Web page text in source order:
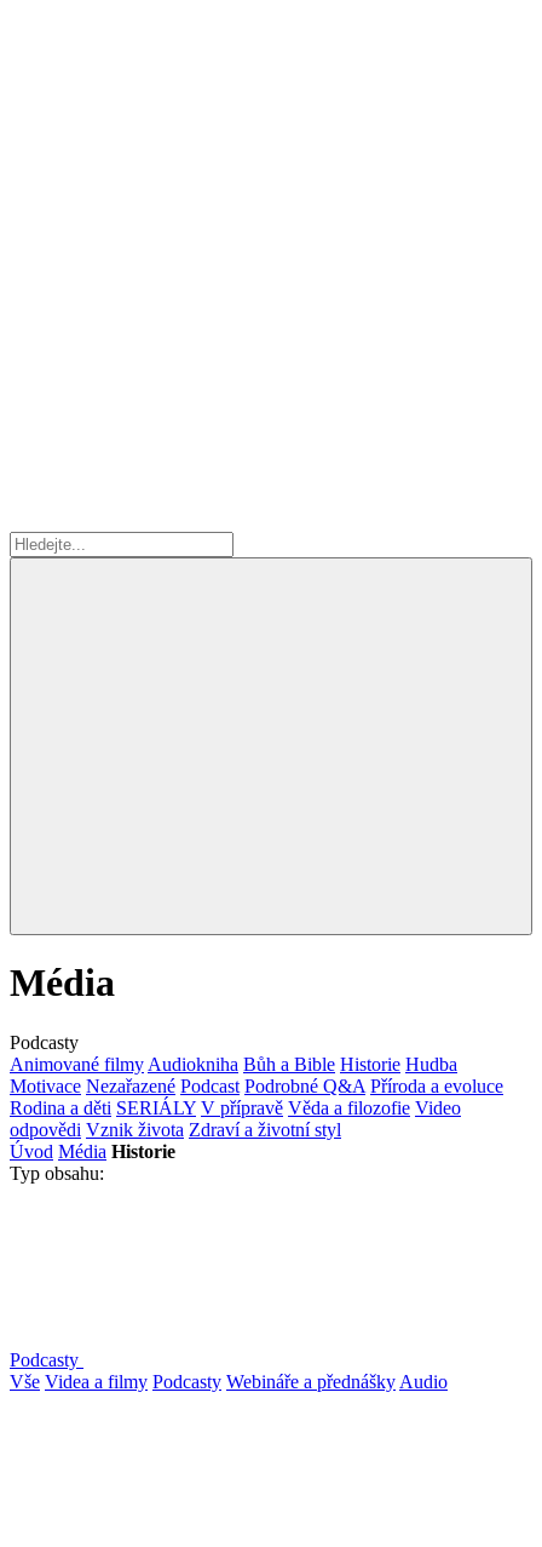
Média
Podcasty
Animované filmy Audiokniha Bůh a Bible Historie Hudba
Motivace Nezařazené Podcast Podrobné Q&A Příroda a evoluce
Rodina a děti SERIÁLY V přípravě Věda a filozofie Video
odpovědi Vznik života Zdraví a životní styl
Úvod Média Historie
Typ obsahu:
Podcasty
Vše Videa a filmy Podcasty Webináře a přednášky Audio